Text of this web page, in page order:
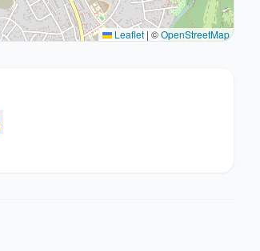
Leaflet | ©OpenStreetMap